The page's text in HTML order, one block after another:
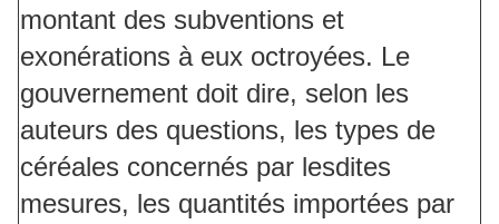
montant des subventions et
exonérations à eux octroyées. Le
gouvernement doit dire, selon les
auteurs des questions, les types de
céréales concernés par lesdites
mesures, les quantités importées par